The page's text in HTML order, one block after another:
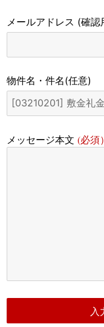
メールアドレス (確認
物件名・件名(任意)
メッセージ本文(必須）